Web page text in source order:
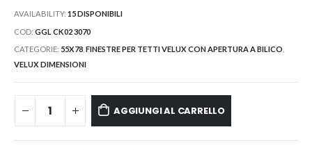
AVAILABILITY: 15 DISPONIBILI
COD: GGL CK02 3070
CATEGORIE: 55X78 FINESTRE PER TETTI VELUX CON APERTURA A BILICO
VELUX DIMENSIONI
AGGIUNGI AL CARRELLO